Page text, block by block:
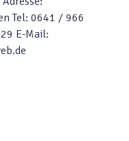
Tel: 0641 / 966
E-Mail: